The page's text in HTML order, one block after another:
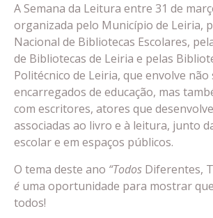
A Semana da Leitura entre 31 de
organizada pelo Município de Leiria,
Nacional de Bibliotecas Escolares,
de Bibliotecas de Leiria e pelas
Politécnico de Leiria, que envolve não
encarregados de educação, mas
com escritores, atores que
associadas ao livro e à leitura, junto
escolar e em espaços públicos.
O tema deste ano “Todos Diferentes,
é uma oportunidade para mostrar
todos!